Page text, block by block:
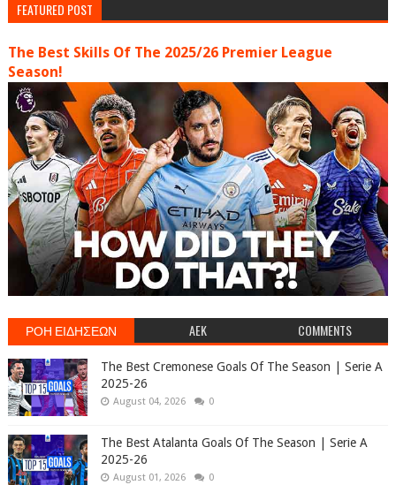
FEATURED POST
The Best Skills Of The 2025/26 Premier League
Season!
ΡΟΗ ΕΙΔΗΣΕΩΝ AEK COMMENTS
The Best Cremonese Goals Of The Season | Serie A
2025-26
August 04, 2026 0
The Best Atalanta Goals Of The Season | Serie A
2025-26
August 01, 2026 0